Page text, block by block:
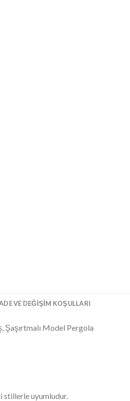
VE DEĞIŞIM KOŞULLARI
Şaşırtmalı Model Pergola
stillerle uyumludur.